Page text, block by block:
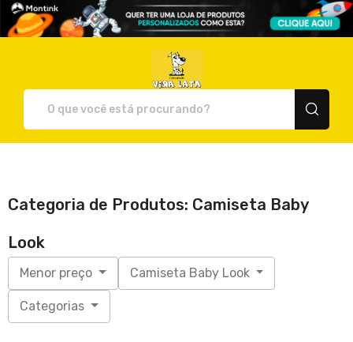
Categoria de Produtos: Camiseta Baby
Look
Menor preço Camiseta Baby Look
Categorias